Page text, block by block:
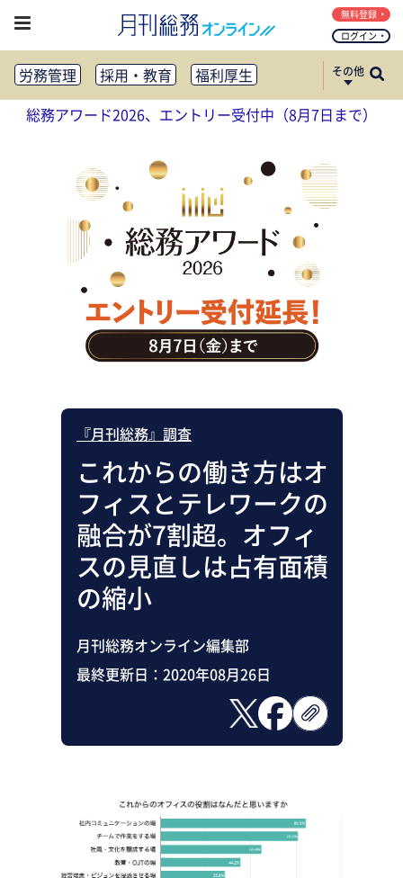
ログイン
無料登録
労務管理 採用・教育
福利厚生
健康経営
働き方改革
法務・コンプライアンス
リスクマネジメント・BCP
社外・社内広報
社外・社内コミュニケーション活性化
FM・オフィス移転
CSR・SDGs
テクノロジー活用・DX
助成金・補助金・コスト削減
アウトソーシング・BPO
調査・レポート
その他
総務アワード2026、エントリー受付中（8月7日まで）
『月刊総務』調査
これからの働き方はオ
フィスとテレワークの
融合が7割超。オフィ
スの見直しは占有面積
の縮小
月刊総務オンライン編集部
最終更新日： 2020年08月26日